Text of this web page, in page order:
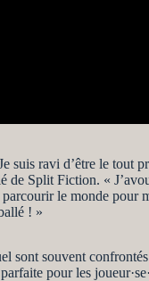
suis ravi d’être le tout
Split Fiction. «
le monde pour
! »
sont souvent
pour les